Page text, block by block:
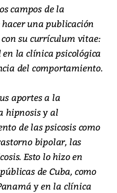
campos de la
una publicación
su currículum vitae:
la clínica psicológica
del comportamiento.
aportes a la
hipnosis y al
de las psicosis como
bipolar, las
Esto lo hizo en
de Cuba, como
y en la clínica